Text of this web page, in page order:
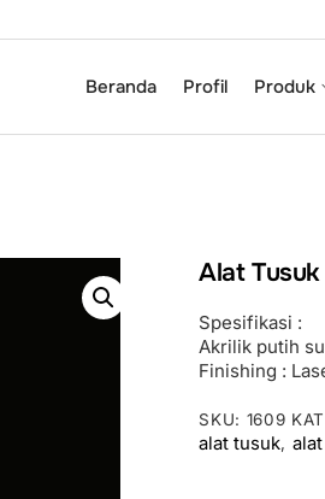
Beranda Profil Produk
Alat
Spesifikasi :
Akrilik putih
Finishing :
SKU: 1609
alat tusuk,